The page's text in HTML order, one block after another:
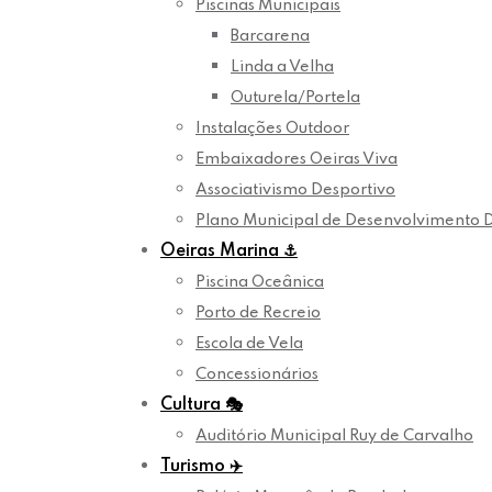
Piscinas Municipais
Barcarena
Linda a Velha
Outurela/Portela
Instalações Outdoor
Embaixadores Oeiras Viva
Associativismo Desportivo
Plano Municipal de Desenvolvimento
Oeiras Marina ⚓
Piscina Oceânica
Porto de Recreio
Escola de Vela
Concessionários
Cultura 🎭
Auditório Municipal Ruy de Carvalho
Turismo ✈️